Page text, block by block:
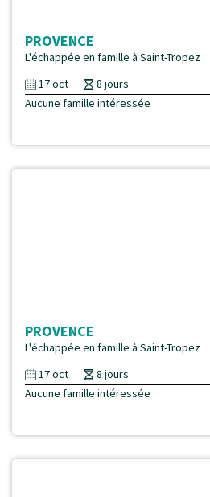
PROVENCE
L'échappée en famille à Saint-Tropez
17 oct
8 jours
Aucune famille intéressée
PROVENCE
L'échappée en famille à Saint-Tropez
17 oct
8 jours
Aucune famille intéressée